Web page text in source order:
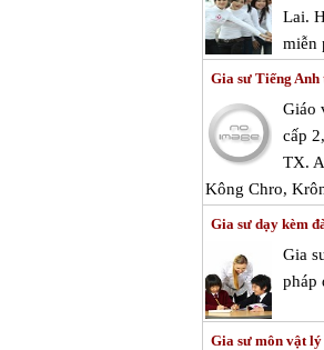
Lai.
miễn
Gia sư Tiếng
Giáo
cấp
TX.
Kông Chro,
Gia sư dạy kèm
Gia
pháp
Gia sư môn vật